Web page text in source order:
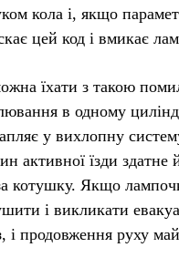
кола і, якщо
цей код і вмикає
їхати з такою
в одному
у вихлопну
активної їзди
котушку. Якщо
і викликати
і продовження руху